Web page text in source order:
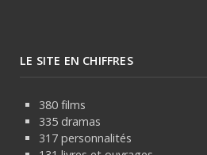
LE SITE EN CHIFFRES
380 films
335 dramas
317 personnalités